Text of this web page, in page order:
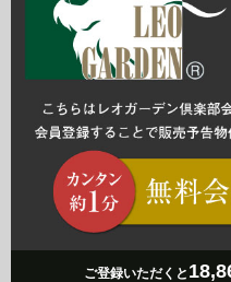
ご登録いただくと